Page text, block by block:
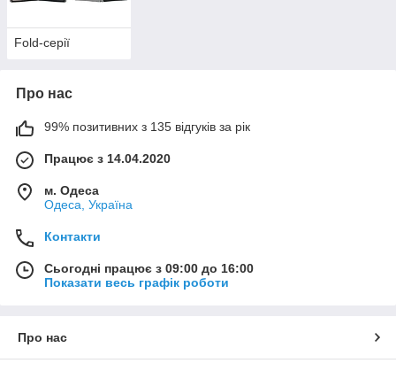
Fold-серії
Про нас
99% позитивних з 135 відгуків за рік
Працює з 14.04.2020
м. Одеса
Одеса, Україна
Контакти
Сьогодні працює з 09:00 до 16:00
Показати весь графік роботи
Про нас